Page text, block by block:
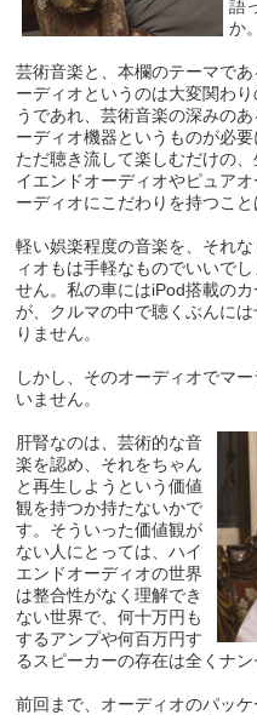
語
か。
芸術音楽と、本欄のテーマで
ーディオというのは大変関わ
うであれ、芸術音楽の深みの
ーディオ機器というものが必
ただ聴き流して楽しむだけの
イエンドオーディオやピュア
ーディオにこだわりを持つこと
軽い娯楽程度の音楽を、それ
ィオもは手軽なものでいいで
せん。私の車にはiPod搭載の
が、クルマの中で聴くぶんに
りません。
しかし、そのオーディオでマ
いません。
肝腎なのは、芸術的な音
楽を認め、それをちゃん
と再生しようという価値
観を持つか持たないかで
す。そういった価値観が
ない人にとっては、ハイ
エンドオーディオの世界
は整合性がなく理解でき
ない世界で、何十万円も
するアンプや何百万円す
るスピーカーの存在は全くナ
前回まで、オーディオのパッ